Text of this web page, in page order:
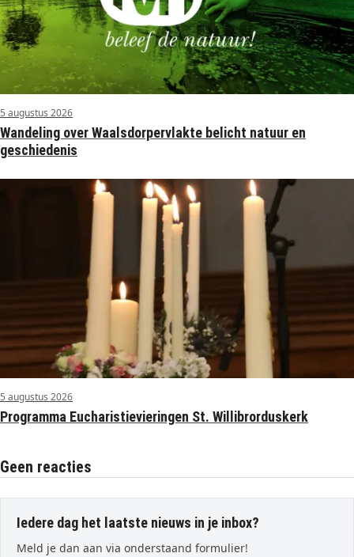
5 augustus 2026
Wandeling over Waalsdorpervlakte belicht natuur en
geschiedenis
5 augustus 2026
Programma Eucharistievieringen St. Willibrorduskerk
Geen reacties
Iedere dag het laatste nieuws in je inbox?
Meld je dan aan via onderstaand formulier!